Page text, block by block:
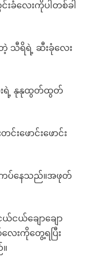
ခံလေးကိုပါတစ်ခါ
တဲ့ သီရိရဲ့ ဆီးခုံလေး
းရဲ့ နုနုထွတ်ထွတ်
းဖောင်းဖောင်း
ပ်နေသည်။အဖုတ်
ငယ်ချောချော
းကိုတွေ့ရပြီး